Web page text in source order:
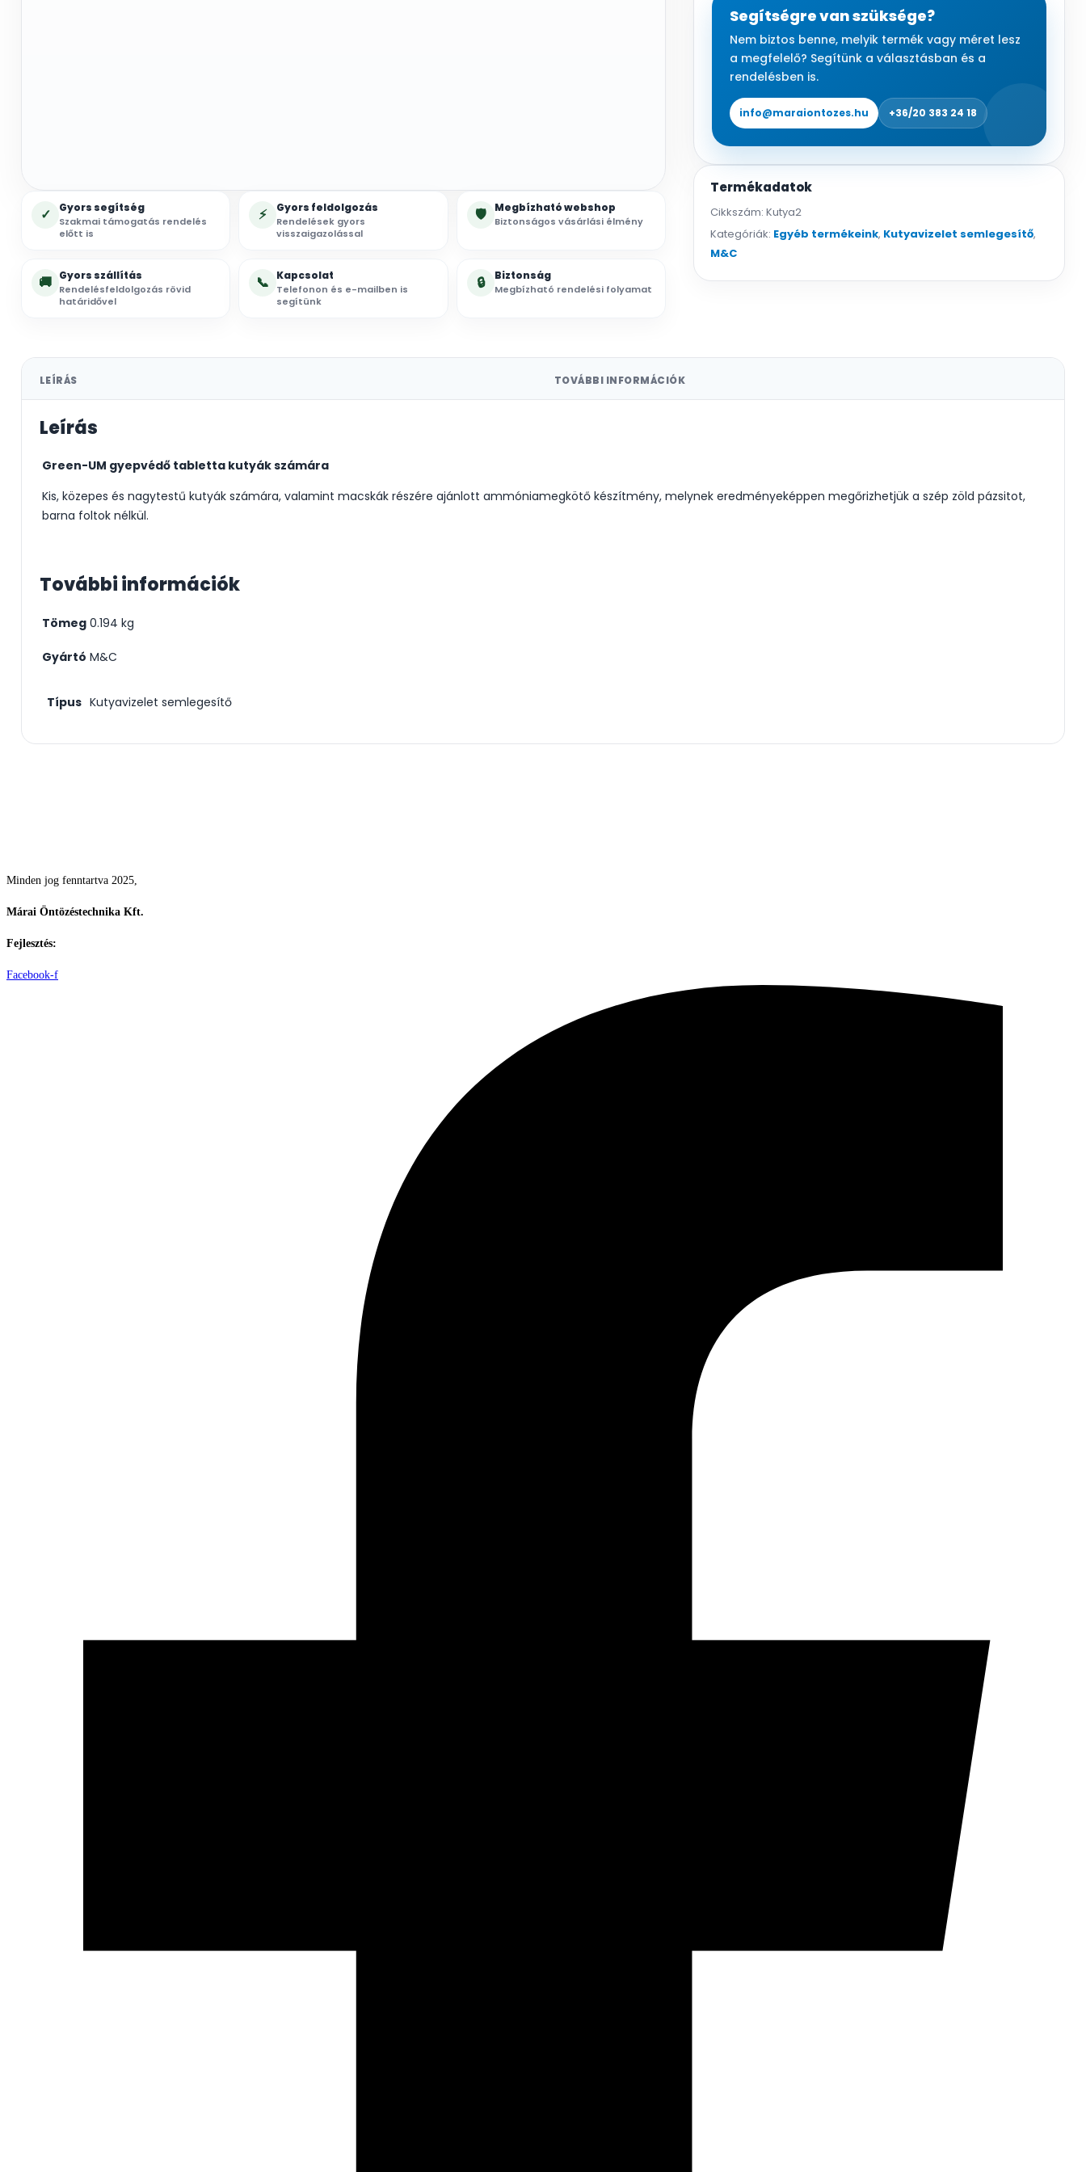
✓ Gyors segítség
Szakmai támogatás rendelés
előtt is
⚡ Gyors feldolgozás
Rendelések gyors
visszaigazolással
🛡 Megbízható webshop
Biztonságos vásárlási élmény
🚚 Gyors szállítás
Rendelésfeldolgozás rövid
határidővel
📞 Kapcsolat
Telefonon és e-mailben is
segítünk
🔒 Biztonság
Megbízható rendelési folyamat
tabletta
mennyiség
Segítségre van szüksége?
Nem biztos benne, melyik termék vagy méret lesz
a megfelelő? Segítünk a választásban és a
rendelésben is.
info@maraiontozes.hu +36/20 383 24 18
Termékadatok
Cikkszám: Kutya2
Kategóriák: Egyéb termékeink, Kutyavizelet semlegesítő,
M&C
LEÍRÁS TOVÁBBI INFORMÁCIÓK
Leírás
Green-UM gyepvédő tabletta kutyák számára
Kis, közepes és nagytestű kutyák számára, valamint macskák részére ajánlott ammóniamegkötő készítmény, melynek eredményeképpen megőrizhetjük a szép zöld pázsitot,
barna foltok nélkül.
További információk
Tömeg 0.194 kg
Gyártó M&C
Típus Kutyavizelet semlegesítő
Minden jog fenntartva 2025,
Márai Öntözéstechnika Kft.
Fejlesztés:
Facebook-f